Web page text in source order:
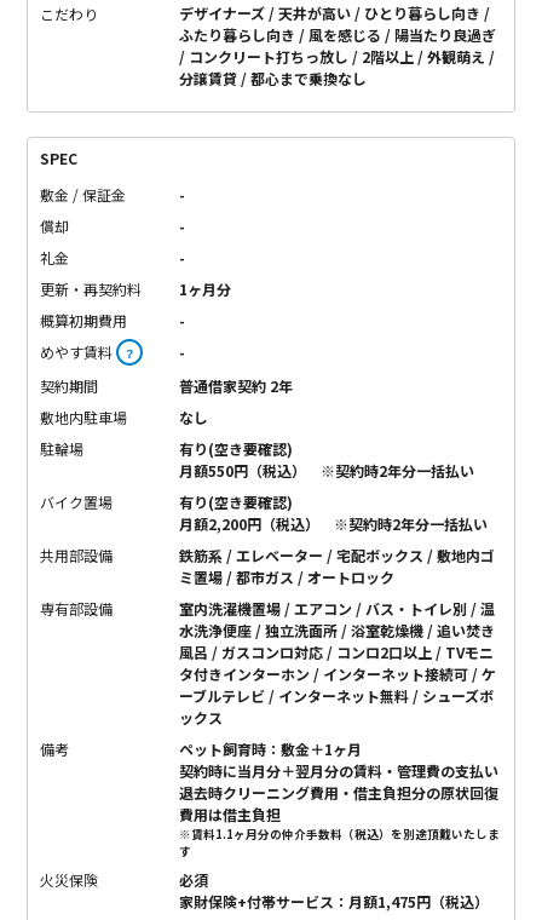
こだわり デザイナーズ 天井が高い
ひとり暮らし向き
ふたり暮らし向き
風を感じる
陽当たり良過ぎ
コンクリート打ちっ放し
2階以上
外観萌え
分譲賃貸
都心まで乗換なし
SPEC
敷金 / 保証金
-
償却
-
礼金
-
更新・再契約料
1ヶ月分
概算初期費用
-
めやす賃料 ？
-
契約期間
普通借家契約 2年
敷地内駐車場
なし
駐輪場
有り(空き要確認)
月額550円（税込） ※契約時2年分一括払い
バイク置場
有り(空き要確認)
月額2,200円（税込） ※契約時2年分一括払い
共用部設備
鉄筋系 / エレベーター / 宅配ボックス / 敷地内ゴ
ミ置場 / 都市ガス / オートロック
専有部設備
室内洗濯機置場 / エアコン / バス・トイレ別 / 温
水洗浄便座 / 独立洗面所 / 浴室乾燥機 / 追い焚き
風呂 / ガスコンロ対応 / コンロ2口以上 / TVモニ
タ付きインターホン / インターネット接続可 / ケ
ーブルテレビ / インターネット無料 / シューズボ
ックス
備考
ペット飼育時：敷金＋1ヶ月
契約時に当月分＋翌月分の賃料・管理費の支払い
退去時クリーニング費用・借主負担分の原状回復
費用は借主負担
※賃料1.1ヶ月分の仲介手数料（税込）を別途頂戴いたしま
す
火災保険
必須
家財保険+付帯サービス：月額1,475円（税込）